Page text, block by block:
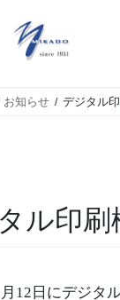
お知らせ デジタル
ル印刷
12日にデジタ